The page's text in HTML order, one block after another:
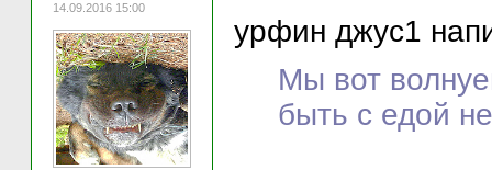
14.09.2016 15:00
урфин джус1
Мы вот
быть с едой